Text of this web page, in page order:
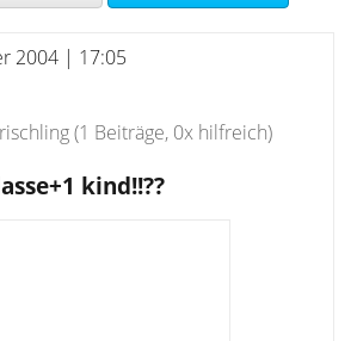
2004 | 17:05
(1 Beiträge, 0x hilfreich)
kind!!??